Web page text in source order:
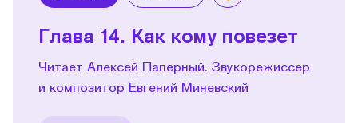
Глава 14. Как кому повезет
Читает Алексей Паперный. Звукорежиссер
и композитор Евгений Миневский